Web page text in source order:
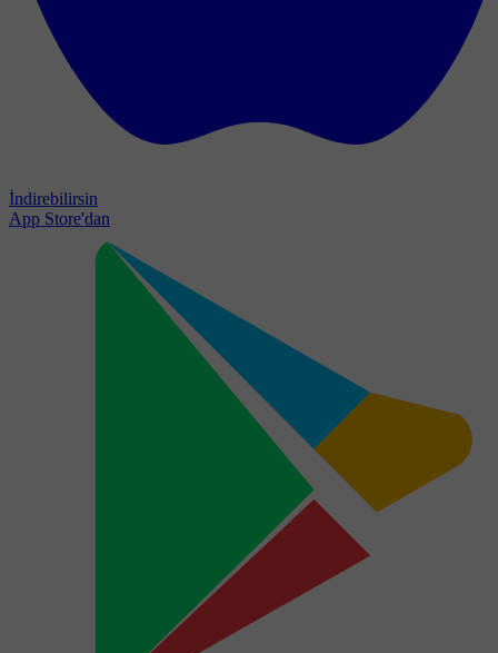
İndirebilirsin
App Store'dan